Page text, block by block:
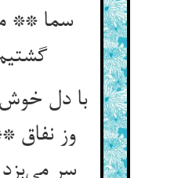
سما ** ما
با دل
وز نفاق
سر می‌بزد